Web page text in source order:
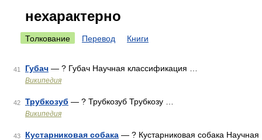
нехарактерно
Толкование Перевод Книги
41 Губач — ? Губач Научная классификация …
Википедия
42 Трубкозуб — ? Трубкозуб Трубкозу …
Википедия
43 Кустарниковая собака — ? Кустарниковая собака Научная